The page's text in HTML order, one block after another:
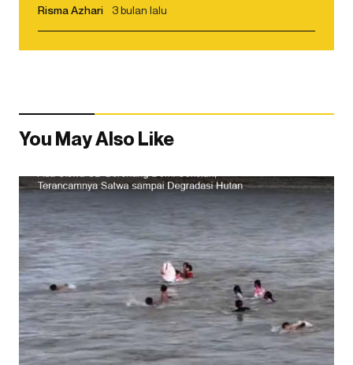
Risma Azhari 3 bulan lalu
You May Also Like